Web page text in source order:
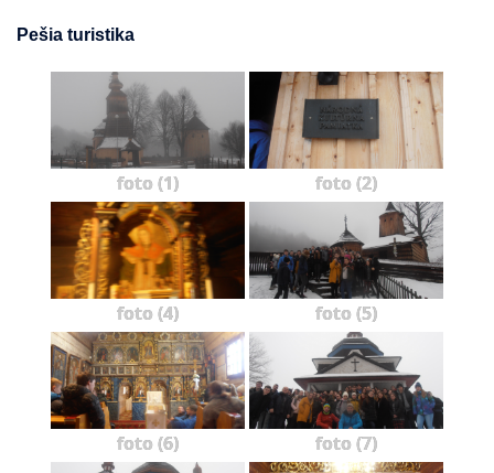
Pešia turistika
foto (1) foto (2)
foto (4) foto (5)
foto (6) foto (7)